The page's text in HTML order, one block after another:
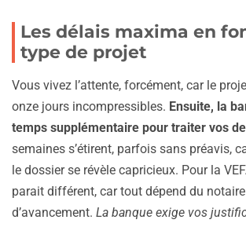
Les délais maxima en
type de projet
Vous vivez l’attente, forcément, car le
onze jours incompressibles. Ensuite, la
temps supplémentaire pour traiter vos
semaines s’étirent, parfois sans préavis,
le dossier se révèle capricieux. Pour la
parait différent, car tout dépend du notaire
d’avancement. La banque exige vos